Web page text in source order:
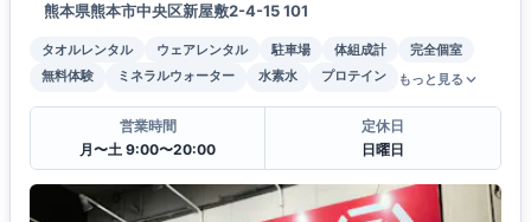
熊本県熊本市中央区新屋敷2-4-15 101
タオルレンタル ウェアレンタル 駐車場 体組成計
完全個室
無料体験
ミネラルウォーター 水素水 プロテイン もっと見る
営業時間
月〜土 9:00〜20:00
定休日
日曜日